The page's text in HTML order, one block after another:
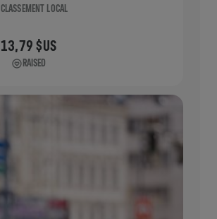
CLASSEMENT LOCAL
13,79 $US
RAISED